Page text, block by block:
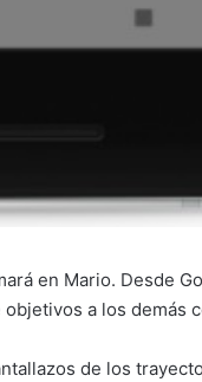
en Mario. Desde
a los demás
de los